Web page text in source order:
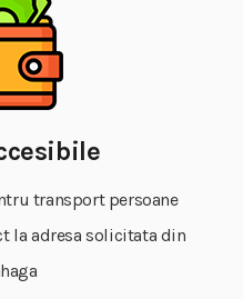
transport persoane
la adresa solicitata din